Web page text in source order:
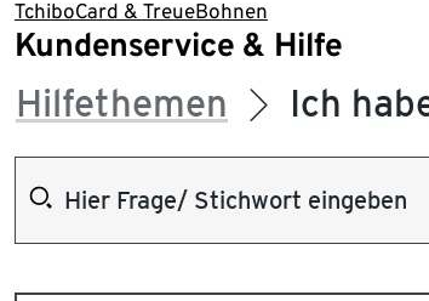
TchiboCard & TreueBohnen
Kundenservice & Hilfe
Hilfethemen Ich